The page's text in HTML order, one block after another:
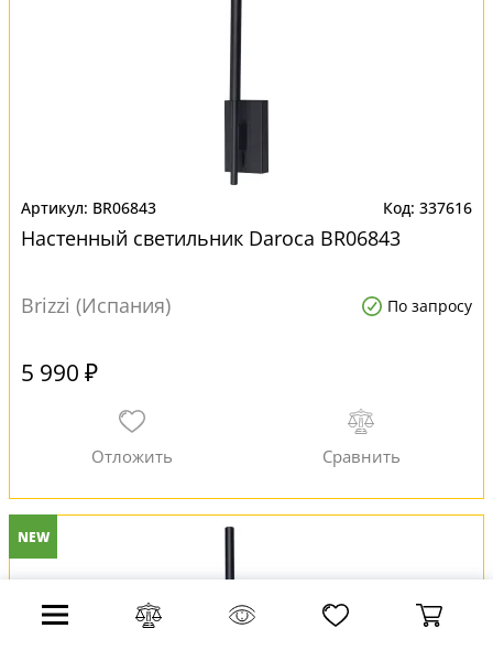
BR06843 337616
Настенный светильник Daroca BR06843
Brizzi (Испания) По запросу
5 990 ₽
NEW